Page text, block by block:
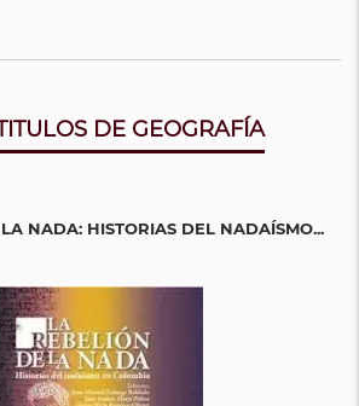
DE GEOGRAFÍA
NADA: HISTORIAS DEL NADAÍSMO...